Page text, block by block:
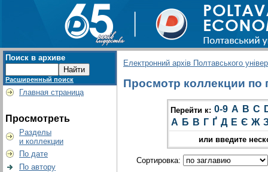
Поиск в архиве
Расширенный поиск
Главная страница
Просмотреть
Разделы
и коллекции
По дате
По автору
Електронний архів Полтавського
Просмотр коллекции по
Перейти к: 0-9 A B C
А Б В Г Ґ Д Е Є Ж
или введите
Сортировка: